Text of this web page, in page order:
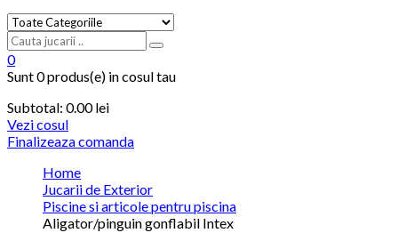
0
Sunt0 produs(e) in cosul tau
Subtotal: 0.00 lei
Vezi cosul
Finalizeaza comanda
Home
Jucarii de Exterior
Piscine si articole pentru piscina
Aligator/pinguin gonflabil Intex